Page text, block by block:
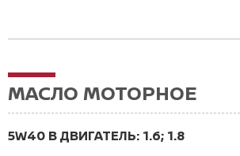
МАСЛО МОТОРНОЕ
5W40 В ДВИГАТЕЛЬ: 1.6; 1.8